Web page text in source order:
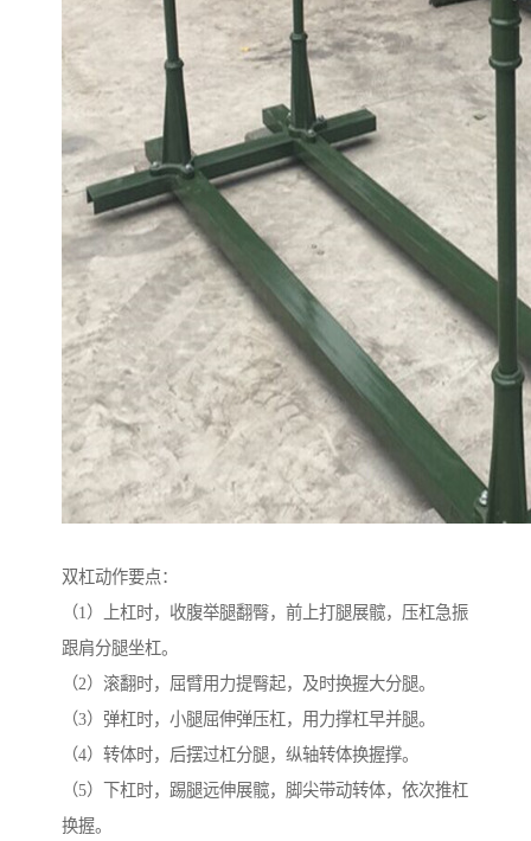
双杠动作要点：
（1）上杠时，收腹举腿翻臀，前上打腿展髋，压杠急振
跟肩分腿坐杠。
（2）滚翻时，屈臂用力提臀起，及时换握大分腿。
（3）弹杠时，小腿屈伸弹压杠，用力撑杠早并腿。
（4）转体时，后摆过杠分腿，纵轴转体换握撑。
（5）下杠时，踢腿远伸展髋，脚尖带动转体，依次推杠
换握。